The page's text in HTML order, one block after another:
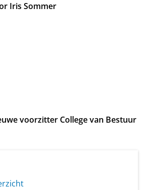
Iris Sommer
voorzitter College van Bestuur